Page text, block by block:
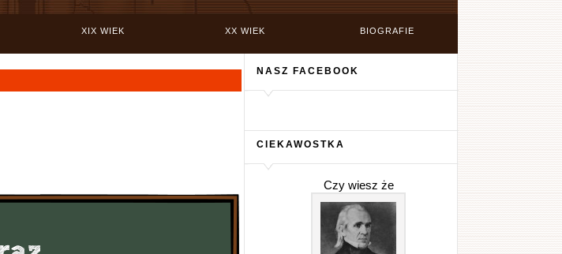
XIX WIEK XX WIEK BIOGRAFIE
NASZ FACEBOOK
CIEKAWOSTKA
Czy wiesz że